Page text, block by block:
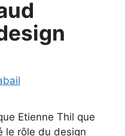
Etienne Thil que
le rôle du design